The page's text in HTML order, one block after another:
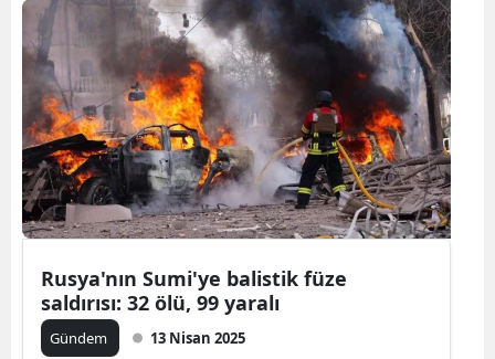
Rusya'nın Sumi'ye balistik füze
saldırısı: 32 ölü, 99 yaralı
Gündem 13 Nisan 2025